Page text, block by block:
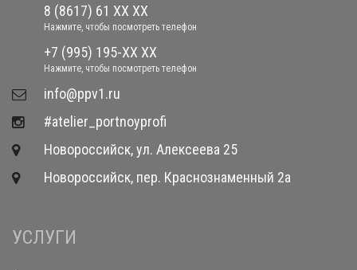
8 (8617) 61 XX XX
Нажмите, чтобы посмотреть телефон
+7 (995) 195-XX XX
Нажмите, чтобы посмотреть телефон
​info@ppv1.ru
#atelier_portnoyprofi
Новороссийск, ул. Алексеева 25
Новороссийск, пер. Краснознаменный 2а
УСЛУГИ